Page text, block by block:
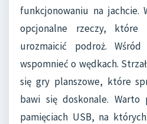
funkcjonowaniu na jachcie.
opcjonalne rzeczy,
urozmaicić podroż.
wspomnieć o wędkach.
się gry planszowe, które
bawi się doskonale.
pamięciach USB, na